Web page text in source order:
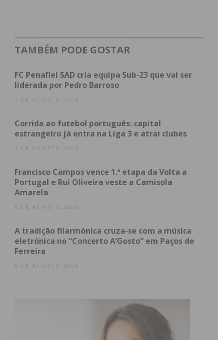
70ª posição.
Subscreva a newsletter do
Assine nossa newsletter por e-mail e
obtenha de forma regular a informação
condições
TAMBÉM PODE GOSTAR
FC Penafiel SAD cria equipa Sub-23 que vai ser
liderada por Pedro Barroso
7 DE AGOSTO 2026
Corrida ao futebol português: capital
estrangeiro já entra na Liga 3 e atrai clubes
7 DE AGOSTO 2026
Francisco Campos vence 1.ª etapa da Volta a
Portugal e Rui Oliveira veste a Camisola
Amarela
6 DE AGOSTO 2026
A tradição filarmónica cruza-se com a música
eletrónica no “Concerto A’Gosto” em Paços de
Ferreira
6 DE AGOSTO 2026